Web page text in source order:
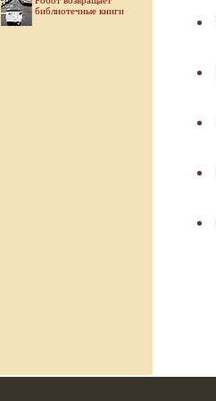
библиотечные книги